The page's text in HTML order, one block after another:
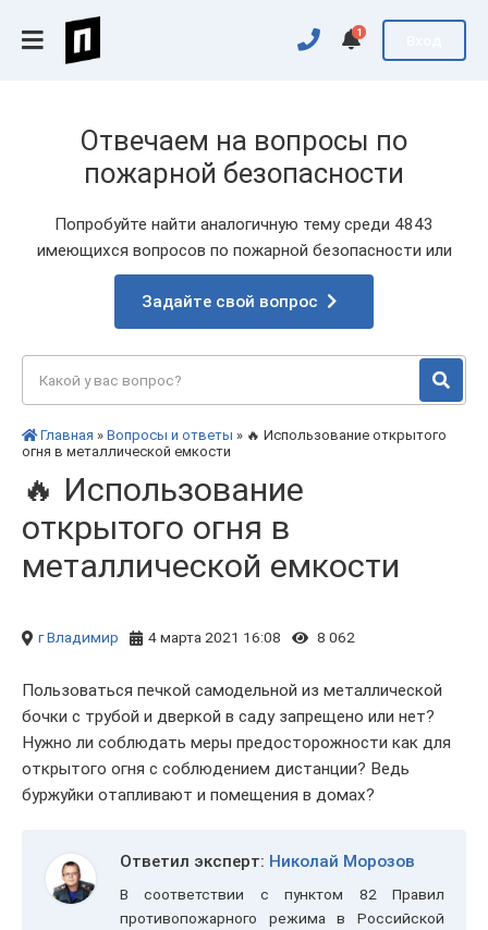
1
Отвечаем на вопросы по
пожарной безопасности
Попробуйте найти аналогичную тему среди 4843
имеющихся вопросов по пожарной безопасности или
Задайте свой вопрос
Главная » Вопросы и ответы » 🔥 Использование открытого
огня в металлической емкости
🔥 Использование
открытого огня в
металлической емкости
г Владимир 4 марта 2021 16:08 8 062
Пользоваться печкой самодельной из металлической
бочки с трубой и дверкой в саду запрещено или нет?
Нужно ли соблюдать меры предосторожности как для
открытого огня с соблюдением дистанции? Ведь
буржуйки отапливают и помещения в домах?
Ответил эксперт: Николай Морозов
В соответствии с пунктом 82 Правил
противопожарного режима в Российской